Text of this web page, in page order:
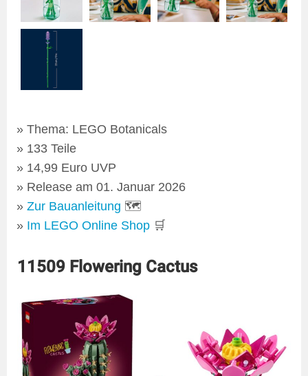
Thema: LEGO Botanicals
133 Teile
14,99 Euro UVP
Release am 01. Januar 2026
Zur Bauanleitung 🗺
Im LEGO Online Shop 🛒
11509 Flowering Cactus